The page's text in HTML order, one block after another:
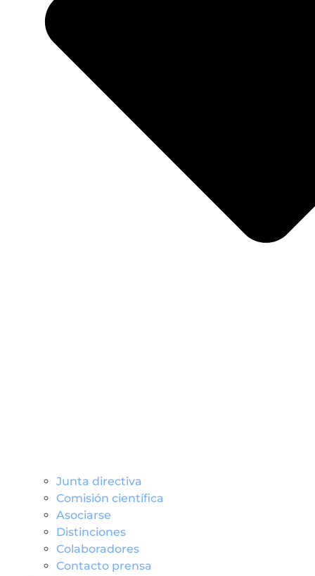
Junta directiva
Comisión científica
Asociarse
Distinciones
Colaboradores
Contacto prensa